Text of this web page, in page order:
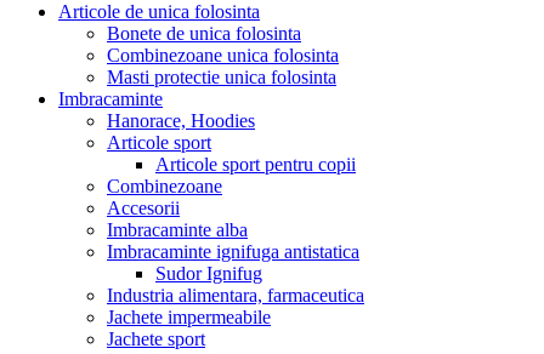
Articole de unica folosinta
Bonete de unica folosinta
Combinezoane unica folosinta
Masti protectie unica folosinta
Imbracaminte
Hanorace, Hoodies
Articole sport
Articole sport pentru copii
Combinezoane
Accesorii
Imbracaminte alba
Imbracaminte ignifuga antistatica
Sudor Ignifug
Industria alimentara, farmaceutica
Jachete impermeabile
Jachete sport